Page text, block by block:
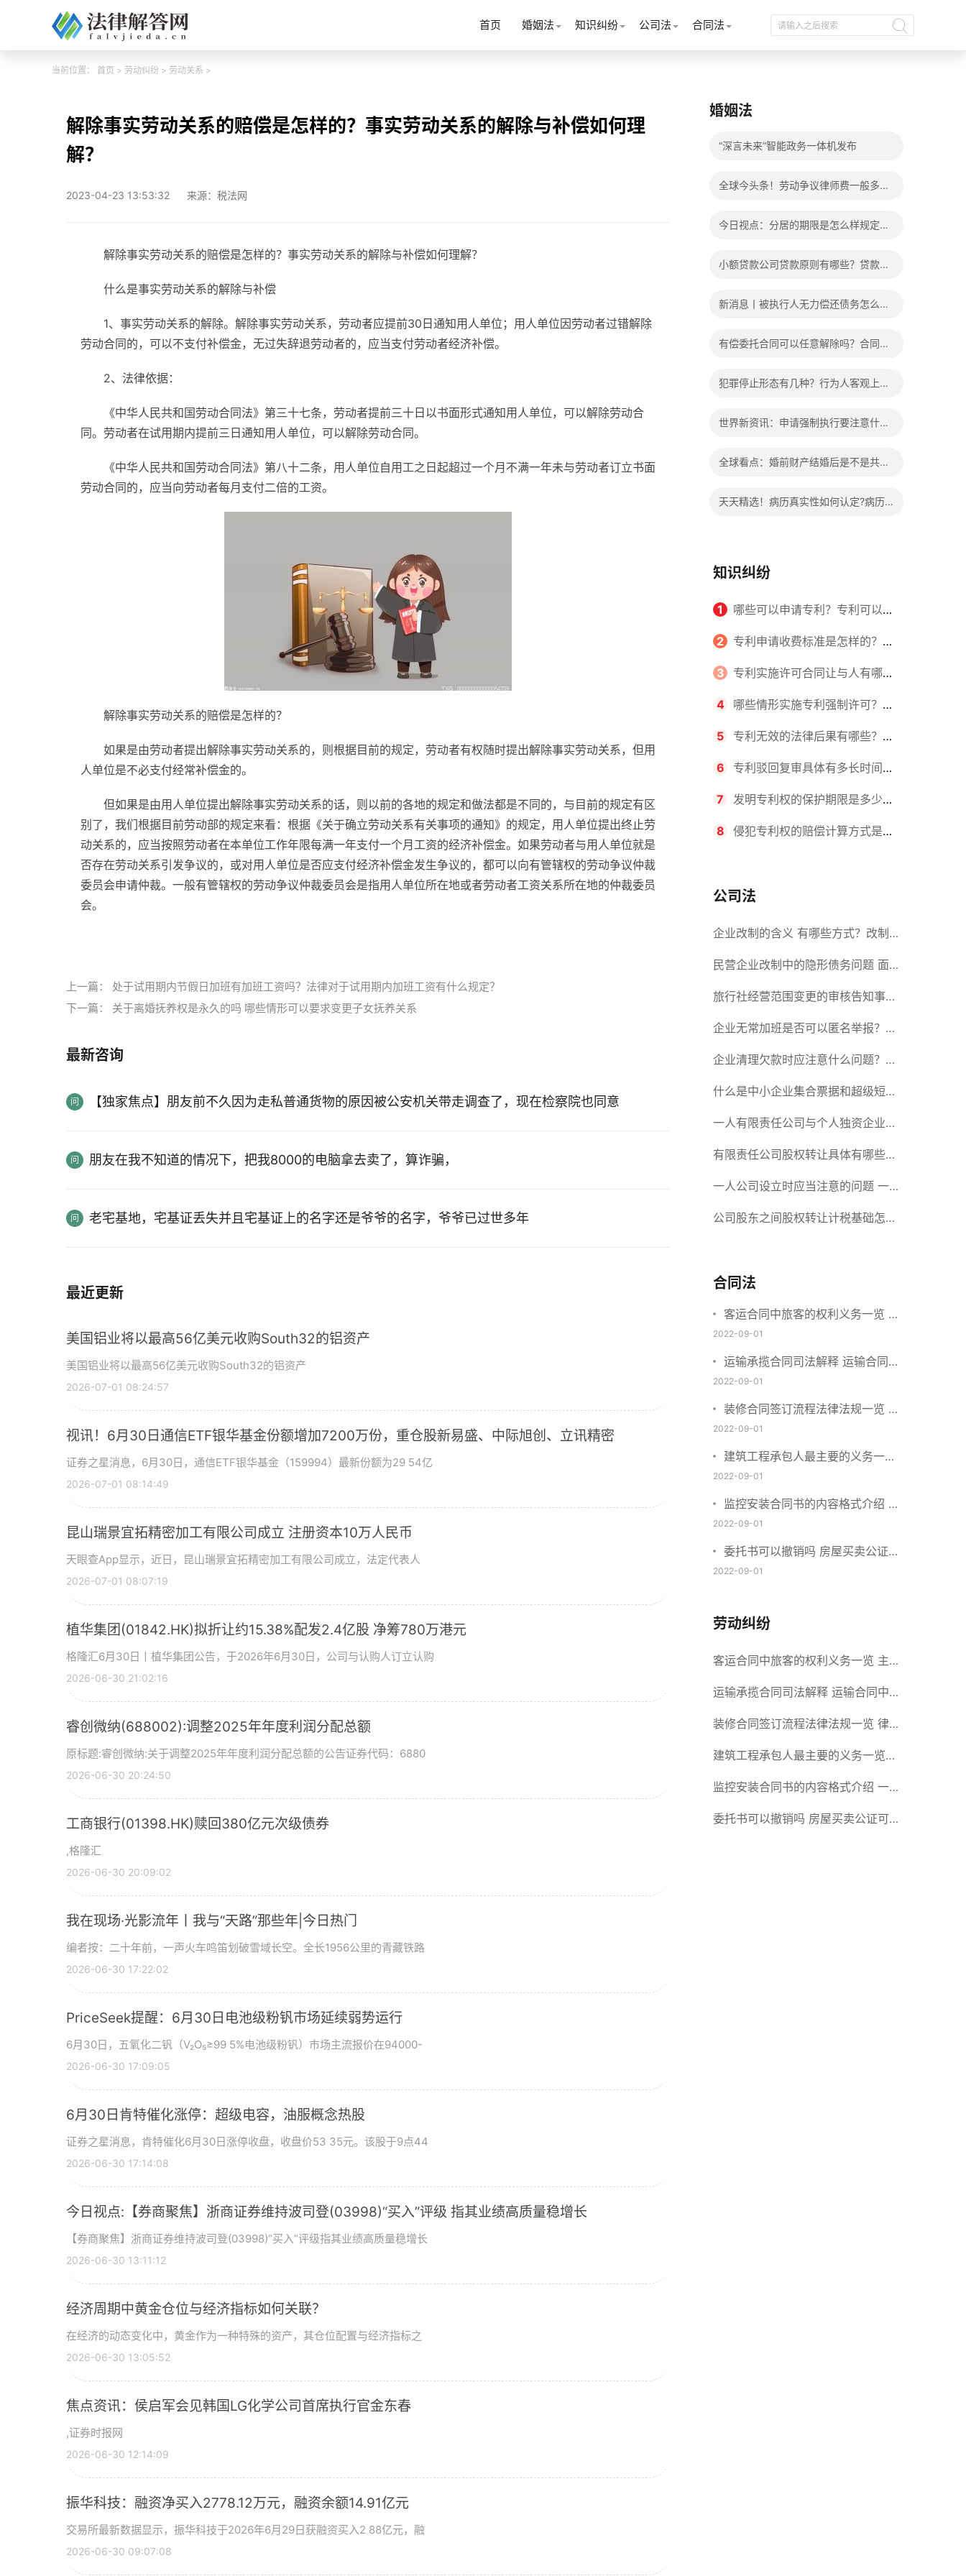
首页 婚姻法 知识纠纷 公司法 合同法
当前位置： 首页 > 劳动纠纷 > 劳动关系 >
解除事实劳动关系的赔偿是怎样的？事实劳动关系的解除与补偿如何理
解？
2023-04-23 13:53:32 来源：税法网
解除事实劳动关系的赔偿是怎样的？事实劳动关系的解除与补偿如何理解？
什么是事实劳动关系的解除与补偿
1、事实劳动关系的解除。解除事实劳动关系，劳动者应提前30日通知用人单位；用人单位因劳动者过错解除
劳动合同的，可以不支付补偿金，无过失辞退劳动者的，应当支付劳动者经济补偿。
2、法律依据：
《中华人民共和国劳动合同法》第三十七条，劳动者提前三十日以书面形式通知用人单位，可以解除劳动合
同。劳动者在试用期内提前三日通知用人单位，可以解除劳动合同。
《中华人民共和国劳动合同法》第八十二条，用人单位自用工之日起超过一个月不满一年未与劳动者订立书面
劳动合同的，应当向劳动者每月支付二倍的工资。
解除事实劳动关系的赔偿是怎样的？
如果是由劳动者提出解除事实劳动关系的，则根据目前的规定，劳动者有权随时提出解除事实劳动关系，但用
人单位是不必支付经常补偿金的。
但如果是由用人单位提出解除事实劳动关系的话，则以前的各地的规定和做法都是不同的，与目前的规定有区
别了，我们根据目前劳动部的规定来看：根据《关于确立劳动关系有关事项的通知》的规定，用人单位提出终止劳
动关系的，应当按照劳动者在本单位工作年限每满一年支付一个月工资的经济补偿金。如果劳动者与用人单位就是
否存在劳动关系引发争议的，或对用人单位是否应支付经济补偿金发生争议的，都可以向有管辖权的劳动争议仲裁
委员会申请仲裁。一般有管辖权的劳动争议仲裁委员会是指用人单位所在地或者劳动者工资关系所在地的仲裁委员
会。
上一篇： 处于试用期内节假日加班有加班工资吗？法律对于试用期内加班工资有什么规定？
下一篇： 关于离婚抚养权是永久的吗 哪些情形可以要求变更子女抚养关系
最新咨询
【独家焦点】朋友前不久因为走私普通货物的原因被公安机关带走调查了，现在检察院也同意
朋友在我不知道的情况下，把我8000的电脑拿去卖了，算诈骗，
老宅基地，宅基证丢失并且宅基证上的名字还是爷爷的名字，爷爷已过世多年
最近更新
美国铝业将以最高56亿美元收购South32的铝资产
美国铝业将以最高56亿美元收购South32的铝资产
2026-07-01 08:24:57
视讯！6月30日通信ETF银华基金份额增加7200万份，重仓股新易盛、中际旭创、立讯精密
证券之星消息，6月30日，通信ETF银华基金（159994）最新份额为29 54亿
2026-07-01 08:14:49
昆山瑞景宜拓精密加工有限公司成立 注册资本10万人民币
天眼查App显示，近日，昆山瑞景宜拓精密加工有限公司成立，法定代表人
2026-07-01 08:07:19
植华集团(01842.HK)拟折让约15.38%配发2.4亿股 净筹780万港元
格隆汇6月30日丨植华集团公告，于2026年6月30日，公司与认购人订立认购
2026-06-30 21:02:16
睿创微纳(688002):调整2025年年度利润分配总额
原标题:睿创微纳:关于调整2025年年度利润分配总额的公告证券代码：6880
2026-06-30 20:24:50
工商银行(01398.HK)赎回380亿元次级债券
,格隆汇
2026-06-30 20:09:02
我在现场·光影流年丨我与“天路”那些年|今日热门
编者按：二十年前，一声火车鸣笛划破雪域长空。全长1956公里的青藏铁路
2026-06-30 17:22:02
PriceSeek提醒：6月30日电池级粉钒市场延续弱势运行
6月30日，五氧化二钒（V₂O₅≥99 5%电池级粉钒）市场主流报价在94000-
2026-06-30 17:09:05
6月30日肯特催化涨停：超级电容，油服概念热股
证券之星消息，肯特催化6月30日涨停收盘，收盘价53 35元。该股于9点44
2026-06-30 17:14:08
今日视点:【券商聚焦】浙商证券维持波司登(03998)“买入”评级 指其业绩高质量稳增长
【券商聚焦】浙商证券维持波司登(03998)“买入”评级指其业绩高质量稳增长
2026-06-30 13:11:12
经济周期中黄金仓位与经济指标如何关联？
在经济的动态变化中，黄金作为一种特殊的资产，其仓位配置与经济指标之
2026-06-30 13:05:52
焦点资讯：侯启军会见韩国LG化学公司首席执行官金东春
,证券时报网
2026-06-30 12:14:09
振华科技：融资净买入2778.12万元，融资余额14.91亿元
交易所最新数据显示，振华科技于2026年6月29日获融资买入2 88亿元，融
2026-06-30 09:07:08
婚姻法
“深言未来”智能政务一体机发布
全球今头条！劳动争议律师费一般多少
今日视点：分居的期限是怎么样规定
小额贷款公司贷款原则有哪些？贷款不
新消息丨被执行人无力偿还债务怎么
有偿委托合同可以任意解除吗？合同无
犯罪停止形态有几种？行为人客观上实
世界新资讯：申请强制执行要注意什么
全球看点：婚前财产结婚后是不是共同
天天精选！病历真实性如何认定?病历
知识纠纷
1 哪些可以申请专利？专利可以同
时多个人一起申请吗？
2 专利申请收费标准是怎样的？申
请不同类型的专利所需要的钱不同
3 专利实施许可合同让与人有哪些
主要义务？专利实施许可合同与专利
许可合同有什么区别？
4 哪些情形实施专利强制许可？专
利强制许可的前提条件是什么？
5 专利无效的法律后果有哪些？专
利的无效情形有哪些？
6 专利驳回复审具体有多长时间？
哪些情况下专利申请可能被驳回？
7 发明专利权的保护期限是多少
年？非专利发明人是否有专利申请
8 侵犯专利权的赔偿计算方式是什
间？
公司法
企业改制的含义 有哪些方式？改制
后国企员工属于什么性质？
民营企业改制中的隐形债务问题 面
对隐形债务问题应该如何解决？
旅行社经营范围变更的审核告知事项
旅游业的发展现状和趋势
企业无常加班是否可以匿名举报？强
制加班公司没有加班费怎么办？
企业清理欠款时应注意什么问题？企
业短期借款需要注意哪些事项？
什么是中小企业集合票据和超级短期
融资券？一起来了解一下吧！
一人有限责任公司与个人独资企业的
区别 这些知识你都知道吗？
有限责任公司股权转让具体有哪些形
式？来了解下这五种形式
一人公司设立时应当注意的问题 一
人公司的特征
公司股东之间股权转让计税基础怎么
合什么要件？
合同法
客运合同中旅客的权利义务一览 主
要包括这些内容
2022-09-01
运输承揽合同司法解释 运输合同中
承运人的义务有哪些
2022-09-01
装修合同签订流程法律法规一览 律
师解答
2022-09-01
建筑工程承包人最主要的义务一览
承包合同内容介绍
2022-09-01
监控安装合同书的内容格式介绍 一
般包括这些条款
2022-09-01
委托书可以撤销吗 房屋买卖公证可
否撤销
2022-09-01
劳动纠纷
客运合同中旅客的权利义务一览 主
要包括这些内容
运输承揽合同司法解释 运输合同中
承运人的义务有哪些
装修合同签订流程法律法规一览 律
师解答
建筑工程承包人最主要的义务一览
承包合同内容介绍
监控安装合同书的内容格式介绍 一
般包括这些条款
委托书可以撤销吗 房屋买卖公证可